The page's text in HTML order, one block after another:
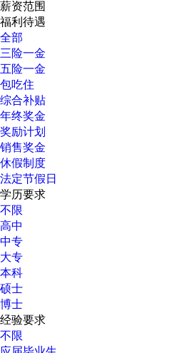
薪资范围
福利待遇
全部
三险一金
五险一金
包吃住
综合补贴
年终奖金
奖励计划
销售奖金
休假制度
法定节假日
学历要求
不限
高中
中专
大专
本科
硕士
博士
经验要求
不限